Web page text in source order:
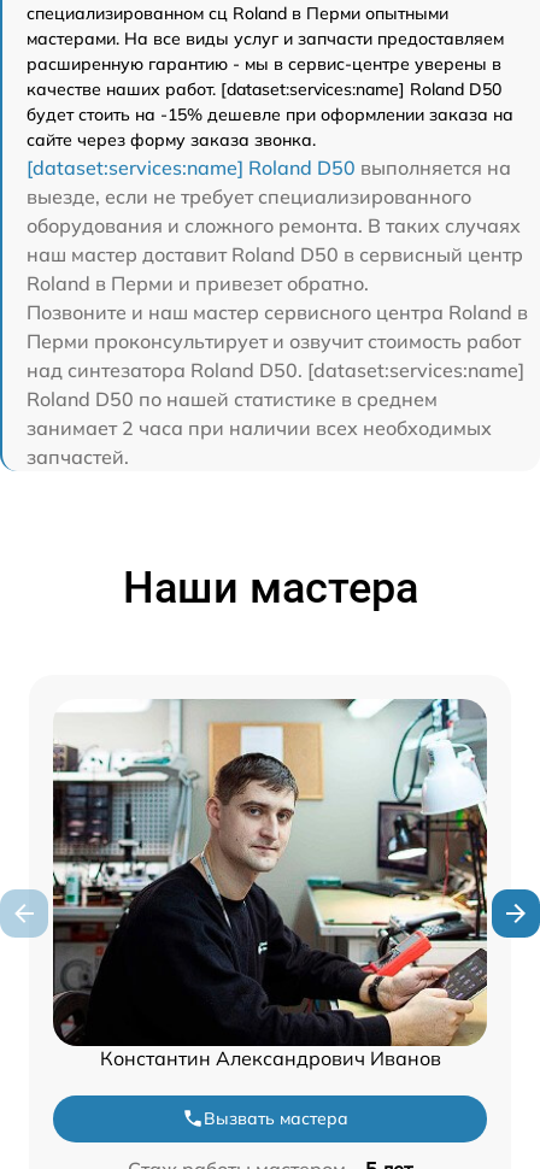
специализированном сц Roland в Перми опытными
мастерами. На все виды услуг и запчасти предоставляем
расширенную гарантию - мы в сервис-центре уверены в
качестве наших работ. [dataset:services:name] Roland D50
будет стоить на -15% дешевле при оформлении заказа на
сайте через форму заказа звонка.
[dataset:services:name] Roland D50 выполняется на
выезде, если не требует специализированного
оборудования и сложного ремонта. В таких случаях
наш мастер доставит Roland D50 в сервисный центр
Roland в Перми и привезет обратно.
Позвоните и наш мастер сервисного центра Roland в
Перми проконсультирует и озвучит стоимость работ
над синтезатора Roland D50. [dataset:services:name]
Roland D50 по нашей статистике в среднем
занимает 2 часа при наличии всех необходимых
запчастей.
Наши мастера
Константин Александрович Иванов
Вызвать мастера